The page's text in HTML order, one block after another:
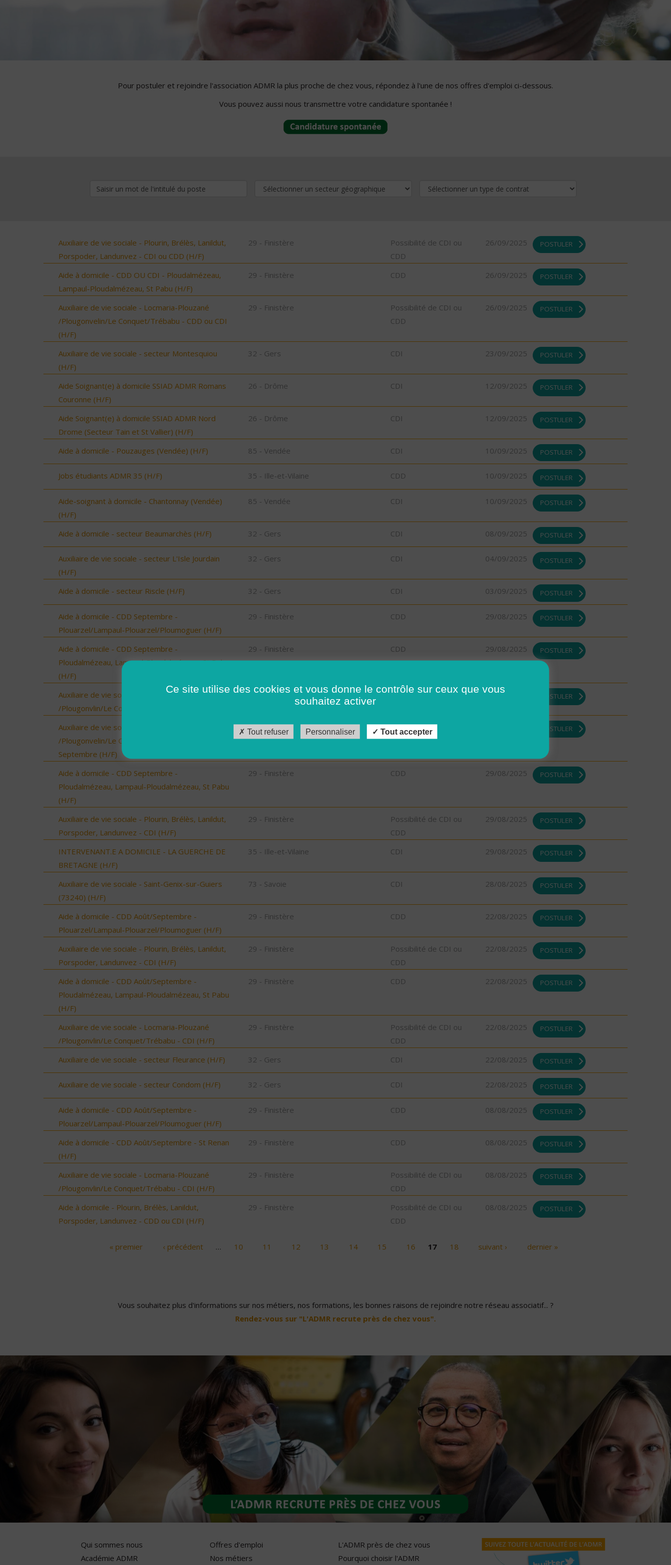
Pour postuler et rejoindre l'association ADMR la plus proche de chez vous, répondez à l'une de nos offres d'emploi ci-dessous.
Vous pouvez aussi nous transmettre votre candidature spontanée !
Auxiliaire de vie sociale - Plourin, Brélès, Lanildut,
Porspoder, Landunvez - CDI ou CDD (H/F)
29 - Finistère
Possibilité de CDI ou
CDD
26/09/2025 POSTULER
Aide à domicile - CDD OU CDI - Ploudalmézeau,
Lampaul-Ploudalmézeau, St Pabu (H/F)
29 - Finistère CDD 26/09/2025 POSTULER
Auxiliaire de vie sociale - Locmaria-Plouzané
/Plougonvelin/Le Conquet/Trébabu - CDD ou CDI
(H/F)
29 - Finistère
Possibilité de CDI ou
CDD
26/09/2025 POSTULER
Auxiliaire de vie sociale - secteur Montesquiou
(H/F)
32 - Gers CDI 23/09/2025 POSTULER
Aide Soignant(e) à domicile SSIAD ADMR Romans
Couronne (H/F)
26 - Drôme CDI 12/09/2025 POSTULER
Aide Soignant(e) à domicile SSIAD ADMR Nord
Drome (Secteur Tain et St Vallier) (H/F)
26 - Drôme CDI 12/09/2025 POSTULER
Aide à domicile - Pouzauges (Vendée) (H/F) 85 - Vendée CDI 10/09/2025 POSTULER
Jobs étudiants ADMR 35 (H/F) 35 - Ille-et-Vilaine CDD 10/09/2025 POSTULER
Aide-soignant à domicile - Chantonnay (Vendée)
(H/F)
85 - Vendée CDI 10/09/2025 POSTULER
Aide à domicile - secteur Beaumarchès (H/F) 32 - Gers CDI 08/09/2025 POSTULER
Auxiliaire de vie sociale - secteur L'Isle Jourdain
(H/F)
32 - Gers CDI 04/09/2025 POSTULER
Aide à domicile - secteur Riscle (H/F) 32 - Gers CDI 03/09/2025 POSTULER
Aide à domicile - CDD Septembre -
Plouarzel/Lampaul-Plouarzel/Ploumoguer (H/F)
29 - Finistère CDD 29/08/2025 POSTULER
Aide à domicile - CDD Septembre -
Ploudalmézeau, Lampaul-Ploudalmézeau, St Pabu
(H/F)
29 - Finistère CDD 29/08/2025 POSTULER
Auxiliaire de vie sociale - Locmaria-Plouzané
/Plougonvlin/Le Conquet/Trébabu - CDI (H/F)
29 - Finistère
Possibilité de CDI ou
29/08/2025 POSTULER
Auxiliaire de vie sociale - Locmaria-Plouzané
/Plougonvelin/Le Conquet/Trébabu - CDD pour
Septembre (H/F)
29 - Finistère
Possibilité de CDI ou
CDD
POSTULER
Aide à domicile - CDD Septembre -
Ploudalmézeau, Lampaul-Ploudalmézeau, St Pabu
(H/F)
29 - Finistère CDD 29/08/2025 POSTULER
Auxiliaire de vie sociale - Plourin, Brélès, Lanildut,
Porspoder, Landunvez - CDI (H/F)
29 - Finistère
Possibilité de CDI ou
CDD
29/08/2025 POSTULER
INTERVENANT.E A DOMICILE - LA GUERCHE DE
BRETAGNE (H/F)
35 - Ille-et-Vilaine CDI 29/08/2025 POSTULER
Auxiliaire de vie sociale - Saint-Genix-sur-Guiers
(73240) (H/F)
73 - Savoie CDI 28/08/2025 POSTULER
Aide à domicile - CDD Août/Septembre -
Plouarzel/Lampaul-Plouarzel/Ploumoguer (H/F)
29 - Finistère CDD 22/08/2025 POSTULER
Auxiliaire de vie sociale - Plourin, Brélès, Lanildut,
Porspoder, Landunvez - CDI (H/F)
29 - Finistère
Possibilité de CDI ou
CDD
22/08/2025 POSTULER
Aide à domicile - CDD Août/Septembre -
Ploudalmézeau, Lampaul-Ploudalmézeau, St Pabu
(H/F)
29 - Finistère CDD 22/08/2025 POSTULER
Auxiliaire de vie sociale - Locmaria-Plouzané
/Plougonvlin/Le Conquet/Trébabu - CDI (H/F)
29 - Finistère
Possibilité de CDI ou
CDD
22/08/2025 POSTULER
Auxiliaire de vie sociale - secteur Fleurance (H/F) 32 - Gers CDI 22/08/2025 POSTULER
Auxiliaire de vie sociale - secteur Condom (H/F) 32 - Gers CDI 22/08/2025 POSTULER
Aide à domicile - CDD Août/Septembre -
Plouarzel/Lampaul-Plouarzel/Ploumoguer (H/F)
29 - Finistère CDD 08/08/2025 POSTULER
Aide à domicile - CDD Août/Septembre - St Renan
(H/F)
29 - Finistère CDD 08/08/2025 POSTULER
Auxiliaire de vie sociale - Locmaria-Plouzané
/Plougonvlin/Le Conquet/Trébabu - CDI (H/F)
29 - Finistère
Possibilité de CDI ou
CDD
08/08/2025 POSTULER
Aide à domicile - Plourin, Brélès, Lanildut,
Porspoder, Landunvez - CDD ou CDI (H/F)
29 - Finistère
Possibilité de CDI ou
CDD
08/08/2025 POSTULER
« premier ‹ précédent … 10 11 12 13 14 15 16 17 18 suivant › dernier »
Vous souhaitez plus d'informations sur nos métiers, nos formations, les bonnes raisons de rejoindre notre réseau associatif... ?
Rendez-vous sur "L'ADMR recrute près de chez vous".
Qui sommes nous
Académie ADMR
Offres d'emploi
Nos métiers
L'ADMR près de chez vous
Pourquoi choisir l'ADMR
Ce site utilise des cookies et vous donne le contrôle sur ceux que vous
souhaitez activer
Tout refuser Personnaliser Tout accepter